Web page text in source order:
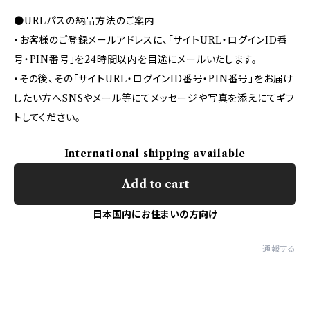
●URLパスの納品方法のご案内
・お客様のご登録メールアドレスに、「サイトURL・ログインID番
号・PIN番号」を24時間以内を目途にメールいたします。
・その後、その「サイトURL・ログインID番号・PIN番号」をお届け
したい方へSNSやメール等にてメッセージや写真を添えにてギフ
トしてください。
International shipping available
Add to cart
日本国内にお住まいの方向け
通報する